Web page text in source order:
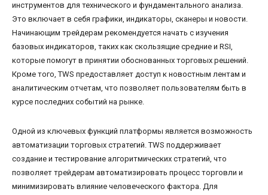
инструментов для технического и фундаментального анализа.
Это включает в себя графики, индикаторы, сканеры и новости.
Начинающим трейдерам рекомендуется начать с изучения
базовых индикаторов, таких как скользящие средние и RSI,
которые помогут в принятии обоснованных торговых решений.
Кроме того, TWS предоставляет доступ к новостным лентам и
аналитическим отчетам, что позволяет пользователям быть в
курсе последних событий на рынке.
Одной из ключевых функций платформы является возможность
автоматизации торговых стратегий. TWS поддерживает
создание и тестирование алгоритмических стратегий, что
позволяет трейдерам автоматизировать процесс торговли и
минимизировать влияние человеческого фактора. Для